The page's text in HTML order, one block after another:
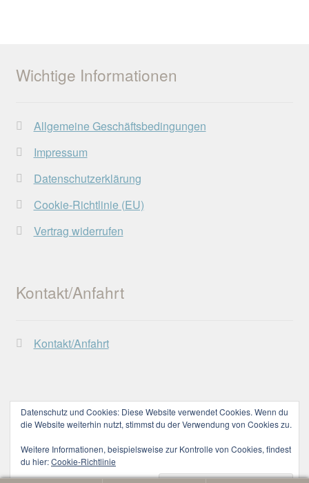
Datenschutz und Cookies: Diese Website verwendet Cookies. Wenn du
die Website weiterhin nutzt, stimmst du der Verwendung von Cookies zu.
Weitere Informationen, beispielsweise zur Kontrolle von Cookies, findest
du hier:Cookie-Richtlinie
Wichtige Informationen
Allgemeine Geschäftsbedingungen
Impressum
Datenschutzerklärung
Cookie-Richtlinie (EU)
Vertrag widerrufen
Kontakt/Anfahrt
Kontakt/Anfahrt
© Lechtaler Naturwerkstatt 2026
Datenschutzerklärung Erstellt mit WooCommerce